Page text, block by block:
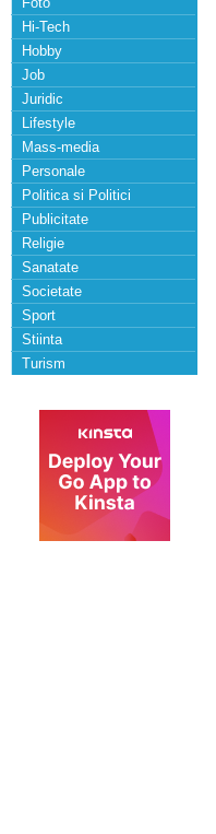
Hi-Tech
Hobby
Job
Juridic
Lifestyle
Mass-media
Personale
Politica si Politici
Publicitate
Religie
Sanatate
Societate
Sport
Stiinta
Turism